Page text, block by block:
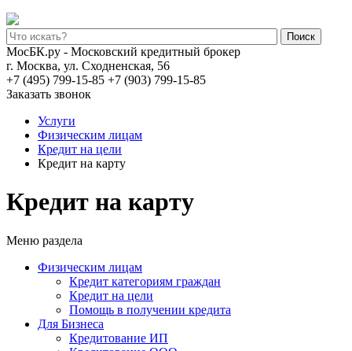
Поиск
МосБК.ру - Московский кредитный брокер
г. Москва, ул. Сходненская, 56
+7 (495) 799-15-85 +7 (903) 799-15-85
Заказать звонок
Услуги
Физическим лицам
Кредит на цели
Кредит на карту
Кредит на карту
Меню раздела
Физическим лицам
Кредит категориям граждан
Кредит на цели
Помощь в получении кредита
Для Бизнеса
Кредитование ИП